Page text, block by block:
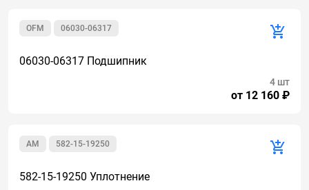
06030-06317
OFM
06030-06317 Подшипник
от 12 160 ₽
4 шт
582-15-19250
AM
582-15-19250 Уплотнение